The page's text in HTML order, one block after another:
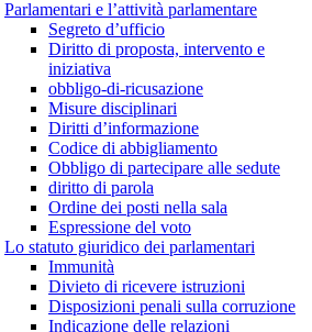
Parlamentari e l’attività parlamentare
Segreto d’ufficio
Diritto di proposta, intervento e
iniziativa
obbligo-di-ricusazione
Misure disciplinari
Diritti d’informazione
Codice di abbigliamento
Obbligo di partecipare alle sedute
diritto di parola
Ordine dei posti nella sala
Espressione del voto
Lo statuto giuridico dei parlamentari
Immunità
Divieto di ricevere istruzioni
Disposizioni penali sulla corruzione
Indicazione delle relazioni